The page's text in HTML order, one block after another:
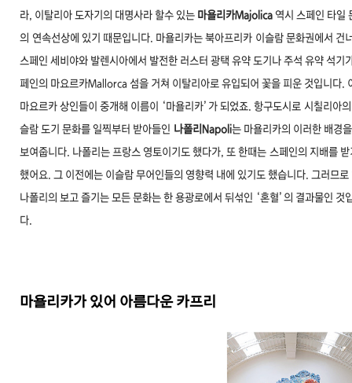
라, 이탈리아 도자기의 대명사라 할수 있는 마욜리카Majolica 역시 스페인 타일
의 연속선상에 있기 때문입니다. 마욜리카는 북아프리카 이슬람 문화권에서 건
스페인 세비야와 발렌시 아에서 발전한 러스터 광택 유약 도기나 주석 유약 석기
페인의 마요르카Mallorca 섬을 거쳐 이탈리 아로 유입되어 꽃을 피운 것입니다.
마요르카 상인들이 중개해 이름이 ‘마욜리카’가 되었죠. 항구도시로 시칠리아
슬람 도기 문화를 일찍부터 받아들인 나폴리Napoli는 마욜리카의 이러한 배경
보여줍니 다. 나폴리는 프랑스 영토이기도 했다가, 또 한때는 스페인의 지배를 받
했어요. 그 이전에는 이슬람 무어인들의 영향력 내에 있기도 했습니다. 그러므로
나폴리의 보고 즐기는 모든 문화는 한 용광로에서 뒤섞인 ‘혼혈’의 결과물인 것
다.
마욜리카가 있어 아름다운 카프리